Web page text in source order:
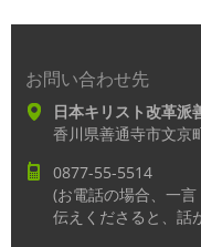
お問い合わせ先
日本キリスト改革派
香川県善通寺市文京
0877-55-5514
(お電話の場合、一
伝えくださると、話